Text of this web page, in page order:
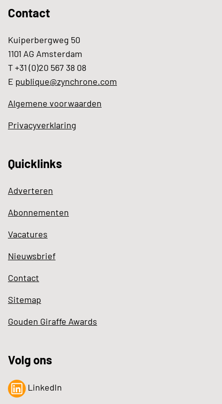
Contact
Kuiperbergweg 50
1101 AG Amsterdam
T +31 (0)20 567 38 08
E publique@zynchrone.com
Algemene voorwaarden
Privacyverklaring
Quicklinks
Adverteren
Abonnementen
Vacatures
Nieuwsbrief
Contact
Sitemap
Gouden Giraffe Awards
Volg ons
LinkedIn